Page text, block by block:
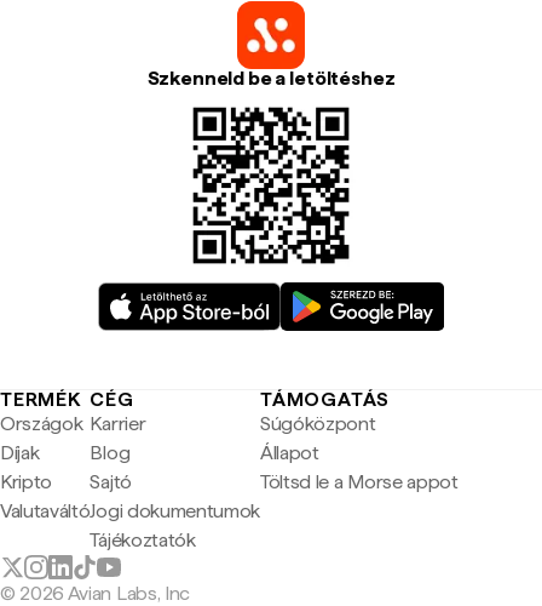
Szkenneld be a letöltéshez
TERMÉK
Országok
Díjak
Kripto
Valutaváltó
CÉG
Karrier
Blog
Sajtó
Jogi dokumentumok
Tájékoztatók
TÁMOGATÁS
Súgóközpont
Állapot
Töltsd le a Morse appot
© 2026 Avian Labs, Inc